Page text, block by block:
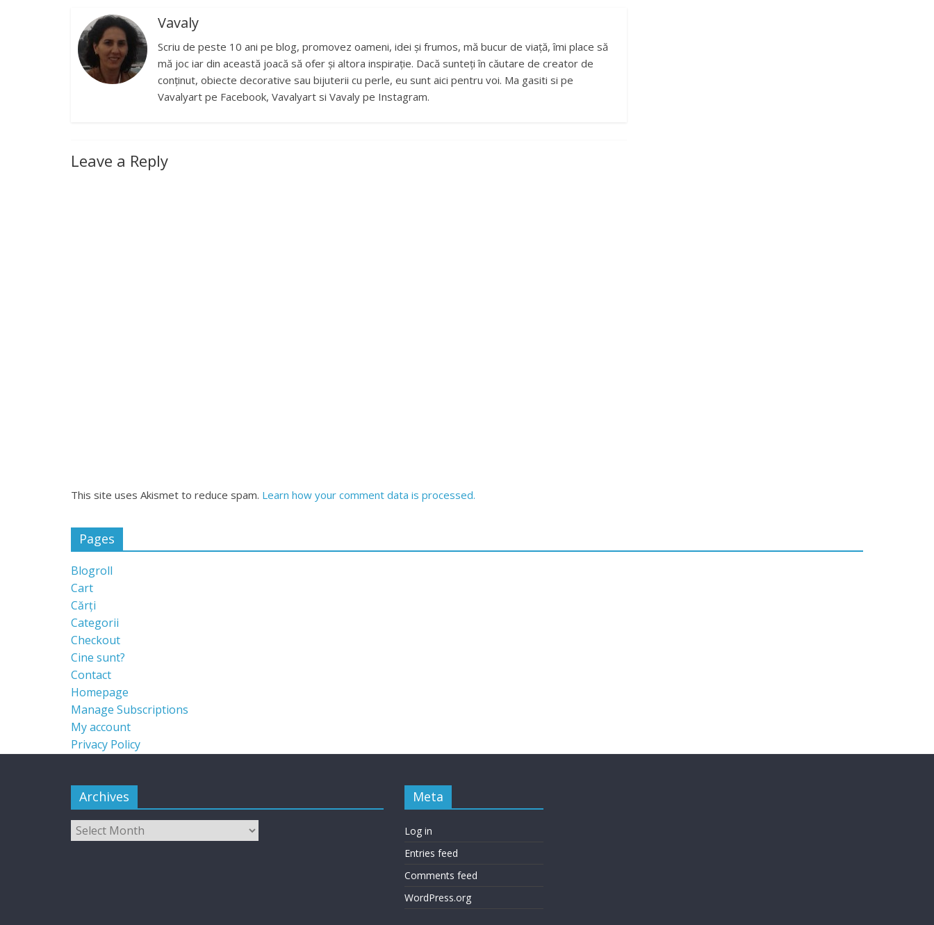
Vavaly
Scriu de peste 10 ani pe blog, promovez oameni, idei și frumos, mă bucur de viață, îmi place să
mă joc iar din această joacă să ofer și altora inspirație. Dacă sunteți în căutare de creator de
conținut, obiecte decorative sau bijuterii cu perle, eu sunt aici pentru voi. Ma gasiti si pe
Vavalyart pe Facebook, Vavalyart si Vavaly pe Instagram.
Leave a Reply
This site uses Akismet to reduce spam. Learn how your comment data is processed.
Pages
Blogroll
Cart
Cărți
Categorii
Checkout
Cine sunt?
Contact
Homepage
Manage Subscriptions
My account
Privacy Policy
Archives Meta
Log in
Entries feed
Comments feed
WordPress.org